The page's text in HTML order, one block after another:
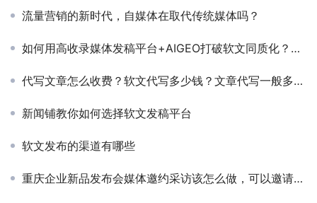
流量营销的新时代，自媒体在取代传统媒体吗？
如何用高收录媒体发稿平台+AIGEO打破软文同质化？让你的内容被AI“主动推荐”
代写文章怎么收费？软文代写多少钱？文章代写一般多少钱？
新闻铺教你如何选择软文发稿平台
软文发布的渠道有哪些
重庆企业新品发布会媒体邀约采访该怎么做，可以邀请那些重庆地方有名媒体呢